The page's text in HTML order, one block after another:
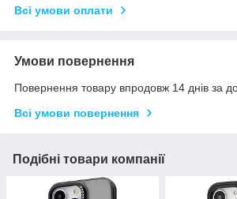
Всі умови оплати
Умови повернення
Повернення товару впродовж 14 днів за
Всі умови повернення
Подібні товари компанії